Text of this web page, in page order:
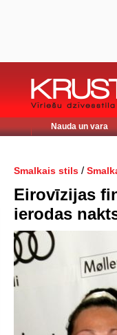
Nauda un vara
Smalkais stils /
Eirovīzijas
ierodas